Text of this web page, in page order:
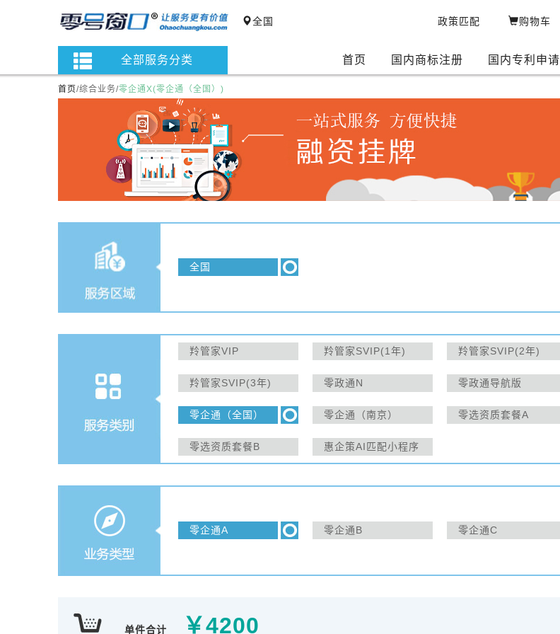
购物车
政策匹配
全国
全部服务分类 首页 国内商标注册 国内专利申请
首页/综合业务/零企通X(零企通（全国）)
全国
羚管家VIP 羚管家SVIP(1年) 羚管家SVIP(2年)
羚管家SVIP(3年) 零政通N 零政通导航版
零企通（全国） 零企通（南京） 零选资质套餐A
零选资质套餐B
惠企策AI匹配小程序
微定制
零企通A 零企通B 零企通C
单件合计 ￥4200